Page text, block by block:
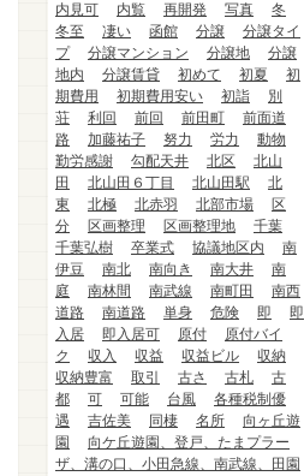
内見可
内覧 再開発 写真
冬
冬至
凄い 函館 分譲
分譲タイ
プ
分譲マンション 分譲地
分譲
地内
分譲賃貸 初めて 初夏
初
期費用
初期費用安い 初詣
別
荘
利回 前回 前田町
前面道
路
加藤祐子 努力 労力
動物
勤労感謝
勾配天井 北区
北山
田
北山田６丁目 北山田駅
北
東
北極 北赤羽 北部市場
区
分
区画整理 区画整理地
千葉
千葉弘樹
卒業式 協議地区内
南
伊豆
南北 南向き 南大井
南
庭
南林間 南武線 南町田
南西
道路
南道路 単身 危険 即
即
入居
即入居可 原付
原付バイ
ク
収入 収益 収益ビル
収納
収納豊富
取引 古さ 古札
古
都
可 可能 台風
各種税制優
遇
吉佐美 同棲 名所
向ヶ丘遊
園
向ケ丘遊園、登戸、たまプラー
ザ、溝の口、小田急線、南武線、田園